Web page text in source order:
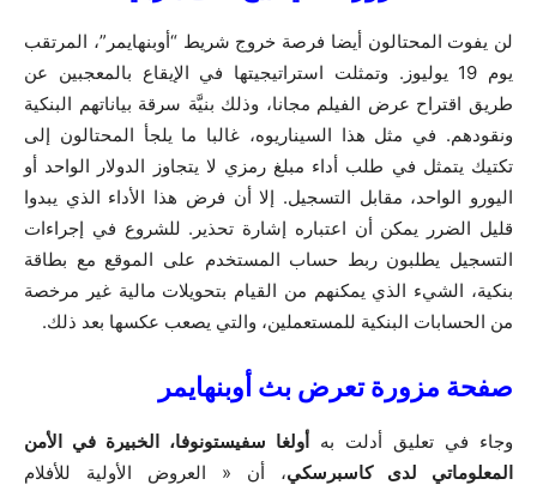
لن يفوت المحتالون أيضا فرصة خروج شريط “أوبنهايمر”، المرتقب
يوم 19 يوليوز. وتمثلت استراتيجيتها في الإيقاع بالمعجبين عن
طريق اقتراح عرض الفيلم مجانا، وذلك بنيَّة سرقة بياناتهم البنكية
ونقودهم. في مثل هذا السيناريوه، غالبا ما يلجأ المحتالون إلى
تكتيك يتمثل في طلب أداء مبلغ رمزي لا يتجاوز الدولار الواحد أو
اليورو الواحد، مقابل التسجيل. إلا أن فرض هذا الأداء الذي يبدوا
قليل الضرر يمكن أن اعتباره إشارة تحذير. للشروع في إجراءات
التسجيل يطلبون ربط حساب المستخدم على الموقع مع بطاقة
بنكية، الشيء الذي يمكنهم من القيام بتحويلات مالية غير مرخصة
من الحسابات البنكية للمستعملين، والتي يصعب عكسها بعد ذلك.
صفحة مزورة تعرض بث أوبنهايمر
وجاء في تعليق أدلت به
أولغا سفيستونوفا، الخبيرة في الأمن
المعلوماتي لدى كاسبرسكي، أن « العروض الأولية للأفلام